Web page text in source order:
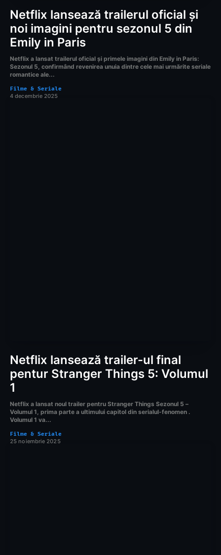
Netflix lansează trailerul oficial și
noi imagini pentru sezonul 5 din
Emily in Paris
Netflix a lansat trailerul oficial și primele imagini din Emily in Paris:
Sezonul 5, confirmând revenirea unuia dintre cele mai urmărite seriale
romantice ale...
Filme & Seriale
4 decembrie 2025
Netflix lansează trailer-ul final
pentur Stranger Things 5: Volumul
1
Netflix a lansat noul trailer pentru Stranger Things Sezonul 5 –
Volumul 1, prima parte a ultimului capitol din serialul-fenomen .
Volumul 1 va...
Filme & Seriale
25 noiembrie 2025